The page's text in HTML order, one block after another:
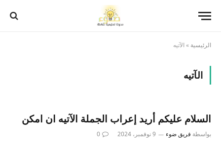
الرئيسية » الآتيه
الآتيه
السلام عليكم أريد إعراب الجملة الآتيه ان امكن
بواسطة فريق ضوء 9 نوفمبر، 2024 0